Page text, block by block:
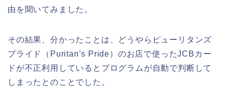
由を聞いてみました。
その結果、分かったことは、どうやらピューリタンズ
プライド（Puritan’s Pride）のお店で使ったJCBカー
ドが不正利用しているとプログラムが自動で判断して
しまったとのことでした。